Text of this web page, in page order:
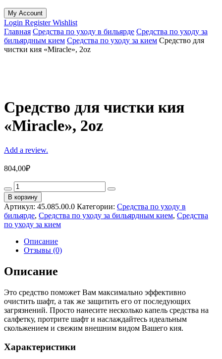
My Account
Login RegisterWishlist
Главная Средства по уходу в бильярде Средства по уходу за
бильярдным кием Средства по уходу за кием Средство для
чистки кия «Miracle», 2oz
Средство для чистки кия
«Miracle», 2oz
Add a review.
804,00₽
Средство
для
чистки
кия
«Miracle»,
2oz
quantity
В корзину
Артикул: 45.085.00.0 Категории: Средства по уходу в
бильярде, Средства по уходу за бильярдным кием, Средства
по уходу за кием
Описание
Отзывы (0)
Описание
Это средство поможет Вам максимально эффективно
очистить шафт, а так же защитить его от последующих
загрязнений. Просто нанесите несколько капель средства на
салфетку, протрите шафт и наслаждайтесь идеальным
скольжением и свежим внешним видом Вашего кия.
Характеристики